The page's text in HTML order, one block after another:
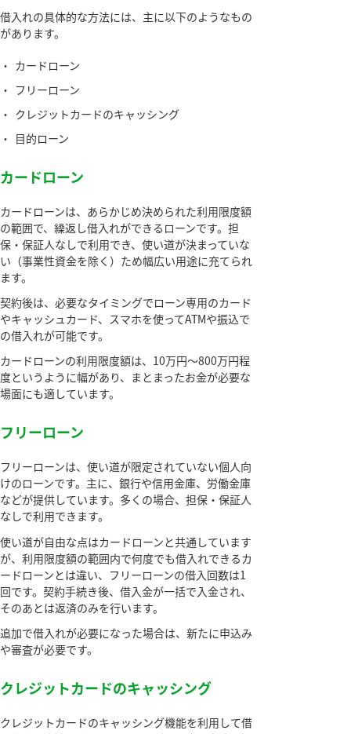
借入れの具体的な方法には、主に以下のようなもの
があります。
・ カードローン
・ フリーローン
・ クレジットカードのキャッシング
・ 目的ローン
カードローン
カードローンは、あらかじめ決められた利用限度額
の範囲で、繰返し借入れができるローンです。担
保・保証人なしで利用でき、使い道が決まっていな
い（事業性資金を除く）ため幅広い用途に充てられ
ます。
契約後は、必要なタイミングでローン専用のカード
やキャッシュカード、スマホを使ってATMや振込で
の借入れが可能です。
カードローンの利用限度額は、10万円～800万円程
度というように幅があり、まとまったお金が必要な
場面にも適しています。
フリーローン
フリーローンは、使い道が限定されていない個人向
けのローンです。主に、銀行や信用金庫、労働金庫
などが提供しています。多くの場合、担保・保証人
なしで利用できます。
使い道が自由な点はカードローンと共通しています
が、利用限度額の範囲内で何度でも借入れできるカ
ードローンとは違い、フリーローンの借入回数は1
回です。契約手続き後、借入金が一括で入金され、
そのあとは返済のみを行います。
追加で借入れが必要になった場合は、新たに申込み
や審査が必要です。
クレジットカードのキャッシング
クレジットカードのキャッシング機能を利用して借